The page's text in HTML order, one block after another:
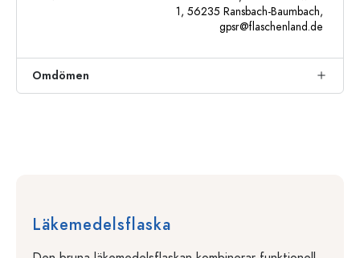
1, 56235 Ransbach-Baumbach,
gpsr@flaschenland.de
Omdömen
Läkemedelsflaska